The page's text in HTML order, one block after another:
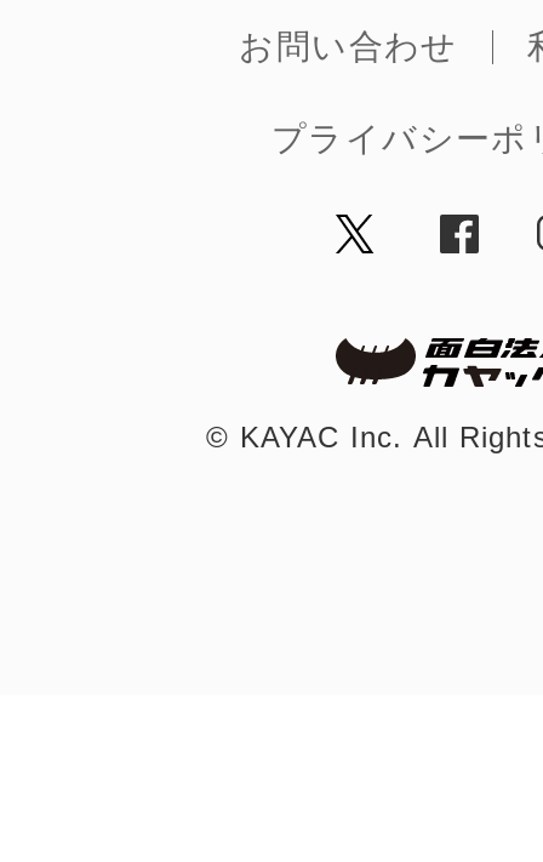
お問い合わせ
プライバシーポ
©︎ KAYAC Inc. All